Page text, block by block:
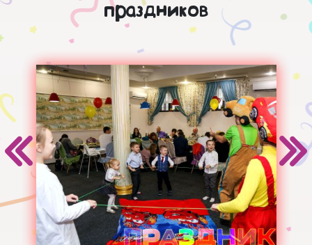
праздников